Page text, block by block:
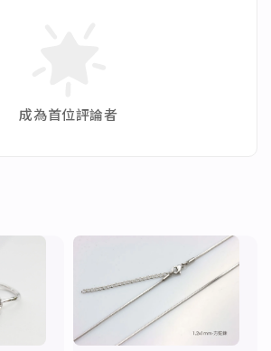
成為首位評論者